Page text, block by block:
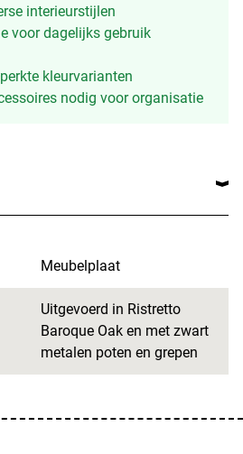
interieurstijlen
voor dagelijks gebruik
kleurvarianten
nodig voor organisatie
Meubelplaat
Uitgevoerd in Ristretto
Baroque Oak en met zwart
metalen poten en grepen